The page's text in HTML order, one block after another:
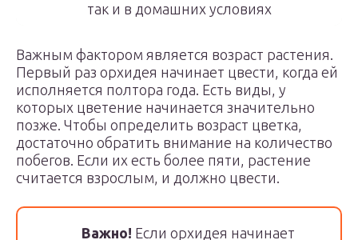
так и в домашних условиях
Важным фактором является возраст растения.
Первый раз орхидея начинает цвести, когда ей
исполняется полтора года. Есть виды, у
которых цветение начинается значительно
позже. Чтобы определить возраст цветка,
достаточно обратить внимание на количество
побегов. Если их есть более пяти, растение
считается взрослым, и должно цвести.
Важно! Если орхидея начинает